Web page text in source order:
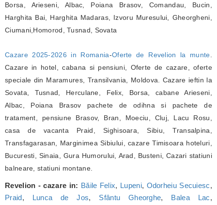
Borsa, Arieseni, Albac, Poiana Brasov, Comandau, Bucin,
Harghita Bai, Harghita Madaras, Izvoru Muresului, Gheorgheni,
Ciumani,Homorod, Tusnad, Sovata
Cazare 2025-2026 in Romania-Oferte de Revelion la munte
Cazare in hotel, cabana si pensiuni, Oferte de cazare, oferte
speciale din Maramures, Transilvania, Moldova. Cazare ieftin la
Sovata, Tusnad, Herculane, Felix, Borsa, cabane Arieseni,
Albac, Poiana Brasov pachete de odihna si pachete de
tratament, pensiune Brasov, Bran, Moeciu, Cluj, Lacu Rosu,
casa de vacanta Praid, Sighisoara, Sibiu, Transalpina,
Transfagarasan, Marginimea Sibiului, cazare Timisoara hoteluri,
Bucuresti, Sinaia, Gura Humorului, Arad, Busteni, Cazari statiuni
balneare, statiuni montane.
Revelion - cazare in: Băile Felix, Lupeni, Odorheiu Secuiesc,
Praid, Lunca de Jos, Sfântu Gheorghe, Balea Lac,